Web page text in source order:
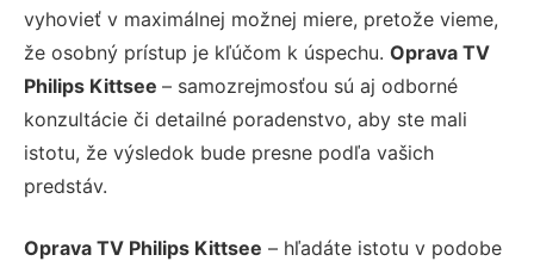
vyhovieť v maximálnej možnej miere, pretože vieme,
že osobný prístup je kľúčom k úspechu. Oprava TV
Philips Kittsee – samozrejmosťou sú aj odborné
konzultácie či detailné poradenstvo, aby ste mali
istotu, že výsledok bude presne podľa vašich
predstáv.
Oprava TV Philips Kittsee – hľadáte istotu v podobe